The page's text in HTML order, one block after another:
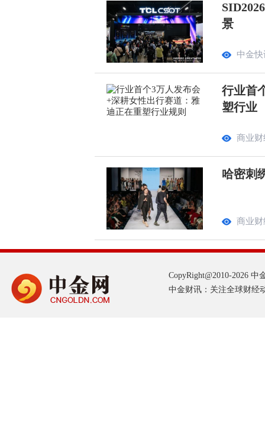
景
中金快
行业首
塑行业
商业财
哈密刺
商业财
CopyRight@2010-2026 中
中金财讯：关注全球财经